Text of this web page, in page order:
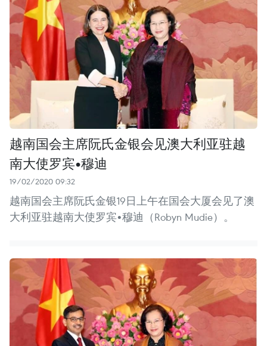
越南国会主席阮氏金银会见澳大利亚驻越
南大使罗宾•穆迪
19/02/2020 09:32
越南国会主席阮氏金银19日上午在国会大厦会见了澳
大利亚驻越南大使罗宾•穆迪（Robyn Mudie）。